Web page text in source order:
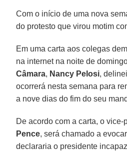
Com o início de uma nova
do protesto que virou motim
Em uma carta aos colegas
na internet na noite de
Câmara, Nancy Pelosi,
ocorrerá nesta semana para
a nove dias do fim do seu
De acordo com a carta, o vice-
Pence, será chamado a
declararia o presidente